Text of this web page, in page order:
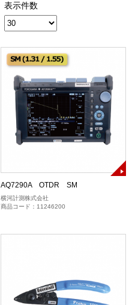
表示件数
AQ7290A OTDR SM
横河計測株式会社
商品コード：11246200